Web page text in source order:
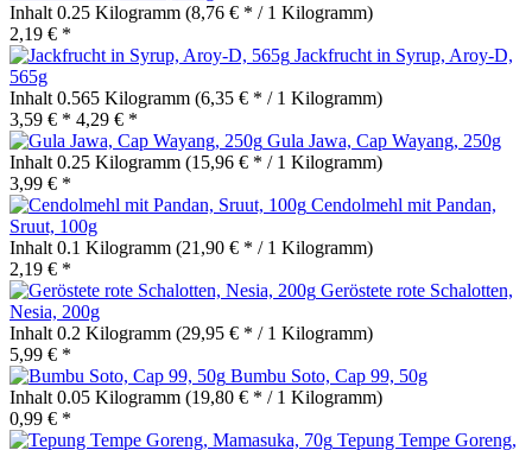
Inhalt 0.25 Kilogramm (8,76 € * / 1 Kilogramm)
2,19 € *
Jackfrucht in Syrup, Aroy-D,
565g
Inhalt 0.565 Kilogramm (6,35 € * / 1 Kilogramm)
3,59 € * 4,29 € *
Gula Jawa, Cap Wayang, 250g
Inhalt 0.25 Kilogramm (15,96 € * / 1 Kilogramm)
3,99 € *
Cendolmehl mit Pandan,
Sruut, 100g
Inhalt 0.1 Kilogramm (21,90 € * / 1 Kilogramm)
2,19 € *
Geröstete rote Schalotten,
Nesia, 200g
Inhalt 0.2 Kilogramm (29,95 € * / 1 Kilogramm)
5,99 € *
Bumbu Soto, Cap 99, 50g
Inhalt 0.05 Kilogramm (19,80 € * / 1 Kilogramm)
0,99 € *
Tepung Tempe Goreng,